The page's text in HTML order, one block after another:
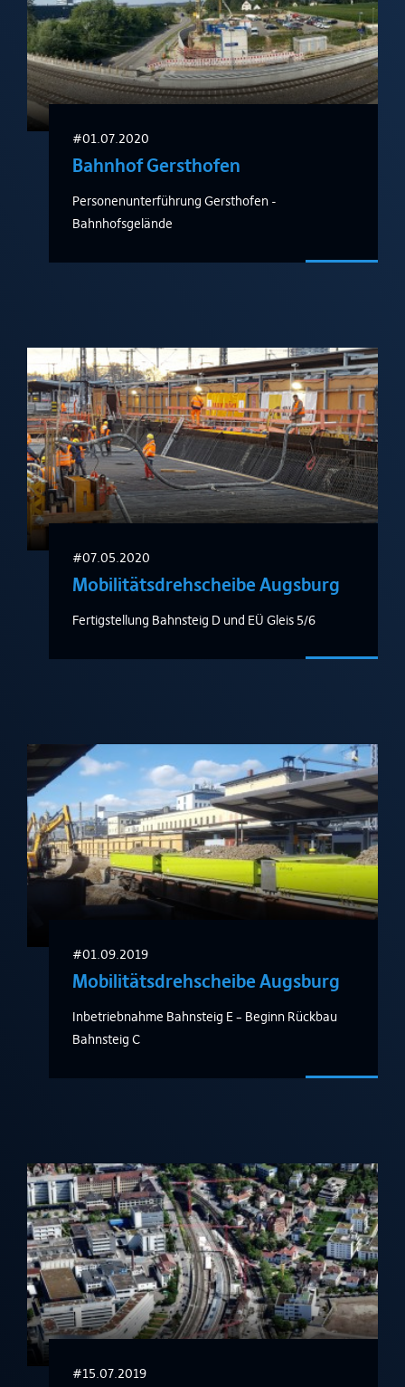
#01.07.2020
Bahnhof Gersthofen
Personenunterführung Gersthofen -
Bahnhofsgelände
#07.05.2020
Mobilitätsdrehscheibe Augsburg
Fertigstellung Bahnsteig D und EÜ Gleis 5/6
#01.09.2019
Mobilitätsdrehscheibe Augsburg
Inbetriebnahme Bahnsteig E – Beginn Rückbau
Bahnsteig C
#15.07.2019